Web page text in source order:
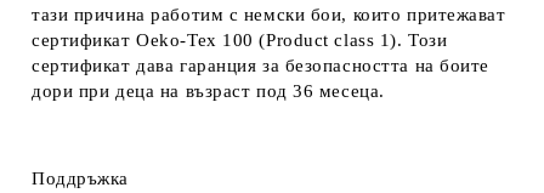
тази причина работим с немски бои, които притежават
сертификат Oeko-Tex 100 (Product class 1). Този
сертификат дава гаранция за безопасността на боите
дори при деца на възраст под 36 месеца.
Поддръжка